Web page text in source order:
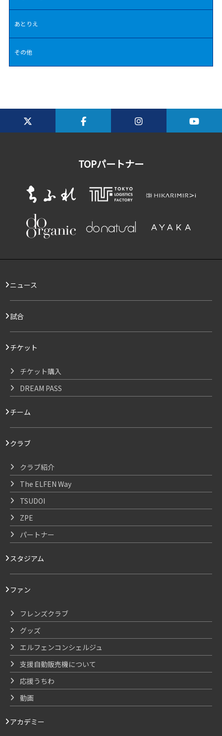
あとりえ
その他
TOPパートナー
ニュース
試合
チケット
チケット購入
DREAM PASS
チーム
クラブ
クラブ紹介
The ELFEN Way
TSUDOI
ZPE
パートナー
スタジアム
ファン
フレンズクラブ
グッズ
エルフェンコンシェルジュ
支援自動販売機について
応援うちわ
動画
アカデミー